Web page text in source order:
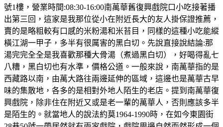
號1樓，營業時間:08:30-16:00南萬華舊復興戲院口小吃接著播
出第三回，這家是我那位從小在附近長大的友人掛保證推薦，
賣的是略粗較有口感的米粉湯和米苔目，同樣的這種小吃能縱
橫江湖一甲子，多半有很厲害的黑白切。先說直接說結論:那
湯完完全全是我喜歡那種大骨湯（煮過黑白切），好喝得亂七
八糟，黑白切也有水準，價格公道。一般來說，南萬華指的是
西藏路以南，由萬大路往兩邊延伸的區域，這邊也是萬華古早
味的集散地，各多的是相對外地人陌生的老店。提到南萬華復
興戲院，除非住在附近又或是老一輩的萬華人，否則應該多半
是陌生的。就當地人的說法約莫1964-1990時，在如今東園街